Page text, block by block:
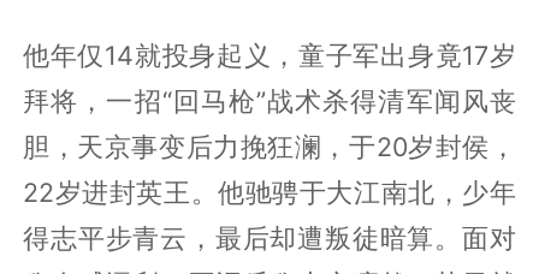
他年仅14就投身起义，童子军出身竟17岁
拜将，一招“回马枪”战术杀得清军闻风丧
胆，天京事变后力挽狂澜，于20岁封侯，
22岁进封英王。他驰骋于大江南北，少年
得志平步青云，最后却遭叛徒暗算。面对